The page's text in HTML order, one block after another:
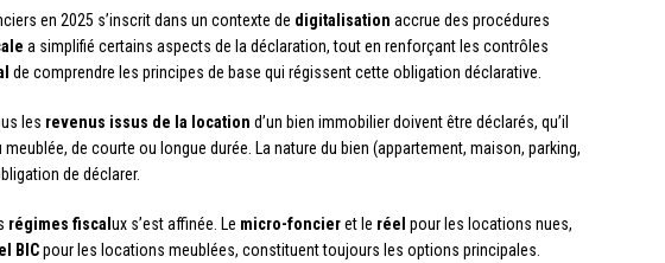
en 2025 s’inscrit dans un contexte de digitalisation accrue des procédures
a simplifié certains aspects de la déclaration, tout en renforçant les contrôles
de comprendre les principes de base qui régissent cette obligation déclarative.
les revenus issus de la location d’un bien immobilier doivent être déclarés, qu’il
meublée, de courte ou longue durée. La nature du bien (appartement, maison, parking,
de déclarer.
régimes fiscal ux s’est affinée. Le micro-foncieret le réel pour les locations nues,
BICpour les locations meublées, constituent toujours les options principales.